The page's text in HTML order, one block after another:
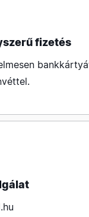
fizetés